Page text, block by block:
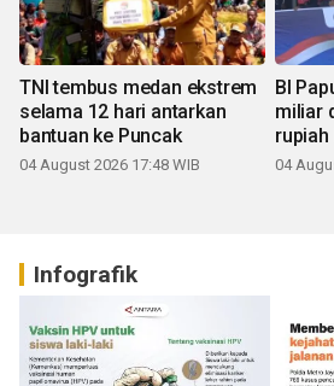
TNI tembus medan ekstrem
selama 12 hari antarkan
bantuan ke Puncak
04 August 2026 17:48 WIB
BI
miliar
rupiah
04
Infografik